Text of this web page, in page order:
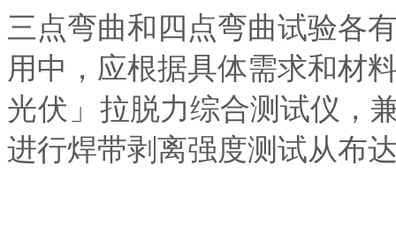
三点弯曲和四点弯曲试验各
用中，应根据具体需求和材
光伏」 拉脱力综合测试仪 ，
进行焊带剥离强度测试从布